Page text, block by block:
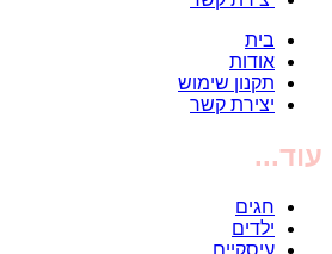
בית
אודות
תקנון שימוש
יצירת קשר
עוד...
חגים
ילדים
עיסקיים